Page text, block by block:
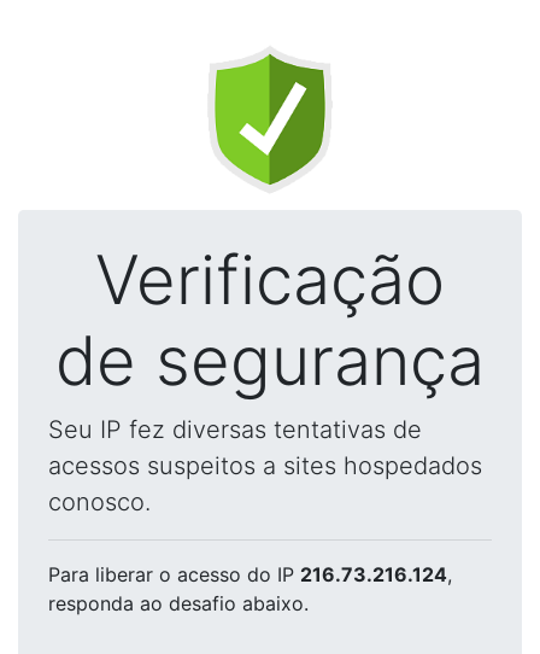
Verificação
de segurança
Seu IP fez diversas tentativas de
acessos suspeitos a sites hospedados
conosco.
Para liberar o acesso do IP 216.73.216.124,
responda ao desafio abaixo.